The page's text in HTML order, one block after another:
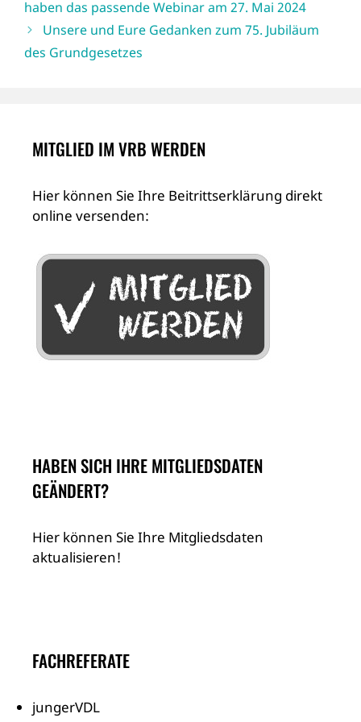
haben das passende Webinar am 27. Mai 2024
Unsere und Eure Gedanken zum 75. Jubiläum
des Grundgesetzes
MITGLIED IM VRB WERDEN
Hier können Sie Ihre Beitrittserklärung direkt
online versenden:
HABEN SICH IHRE MITGLIEDSDATEN
GEÄNDERT?
Hier können Sie Ihre Mitgliedsdaten
aktualisieren!
FACHREFERATE
jungerVDL